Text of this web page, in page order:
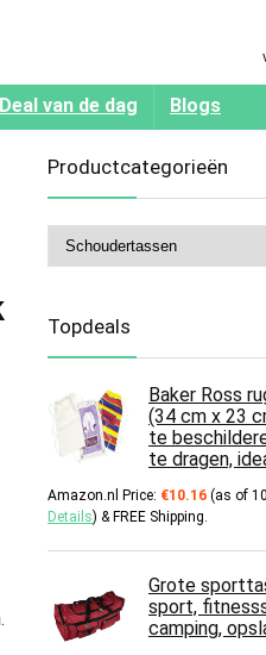
Deal van de dag Blogs
Productcategorieën
Topdeals
Baker Ross
(34 cm x 23
te
te dragen,
Amazon.nl Price: €10.16 (as of
Details) & FREE Shipping.
Grote
sport,
camping,